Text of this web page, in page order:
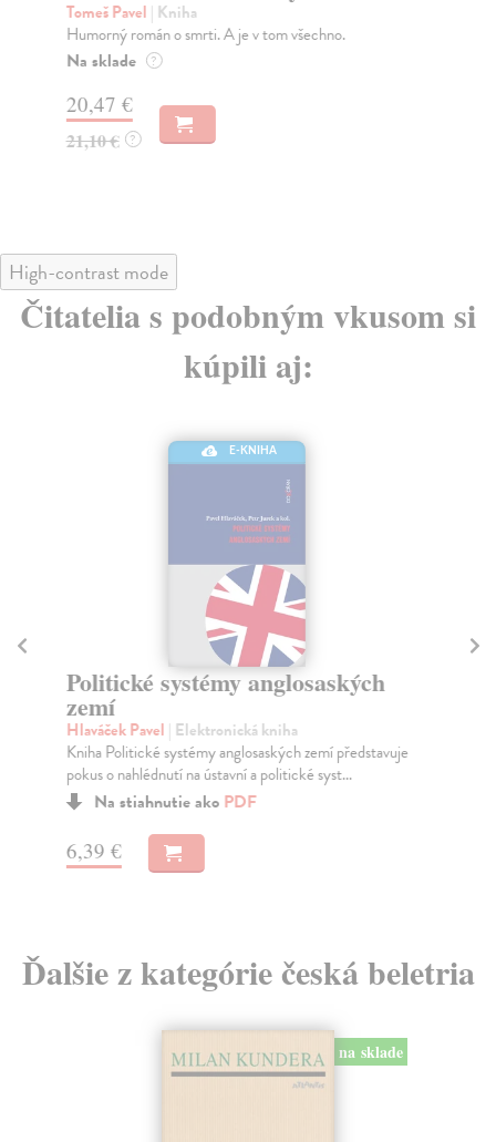
Tomeš Pavel | Kniha
Humorný román o smrti. A je v tom všechno.
Na sklade ?
20,47 €
21,10 € ?
High-contrast mode
Čitatelia s podobným vkusom si
kúpili aj:
E-KNIHA
Politické systémy anglosaských
zemí
Hlaváček Pavel | Elektronická kniha
Kniha Politické systémy anglosaských zemí představuje
pokus o nahlédnutí na ústavní a politické syst...
Na stiahnutie ako PDF
6,39 €
Ďalšie z kategórie česká beletria
na sklade